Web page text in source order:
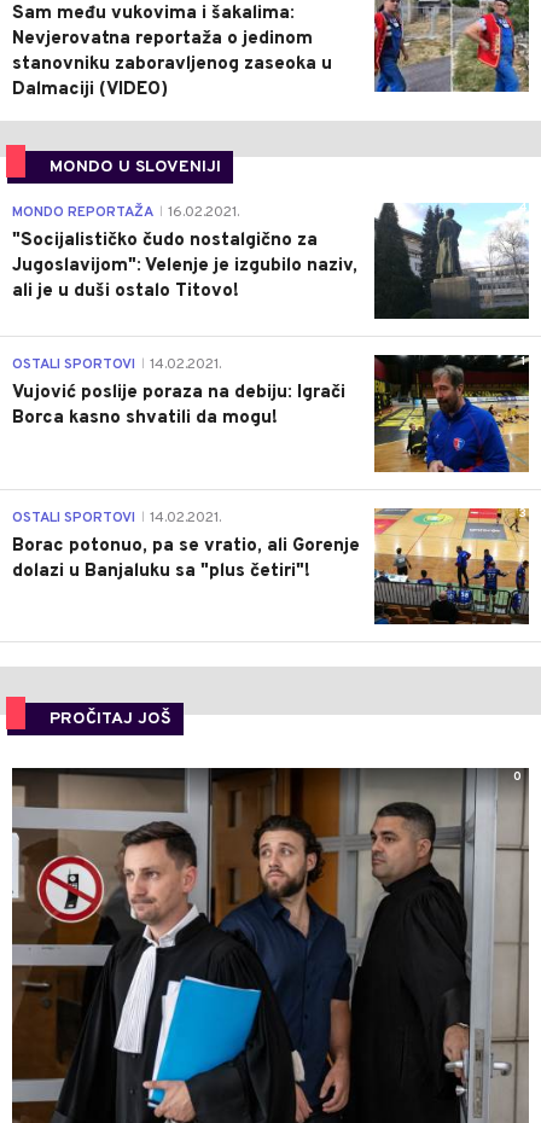
Sam među vukovima i šakalima:
Nevjerovatna reportaža o jedinom
stanovniku zaboravljenog zaseoka u
Dalmaciji (VIDEO)
MONDO U SLOVENIJI
4
MONDO REPORTAŽA 16.02.2021.
"Socijalističko čudo nostalgično za
Jugoslavijom": Velenje je izgubilo naziv,
ali je u duši ostalo Titovo!
1
OSTALI SPORTOVI 14.02.2021.
Vujović poslije poraza na debiju: Igrači
Borca kasno shvatili da mogu!
3
OSTALI SPORTOVI 14.02.2021.
Borac potonuo, pa se vratio, ali Gorenje
dolazi u Banjaluku sa "plus četiri"!
PROČITAJ JOŠ
0